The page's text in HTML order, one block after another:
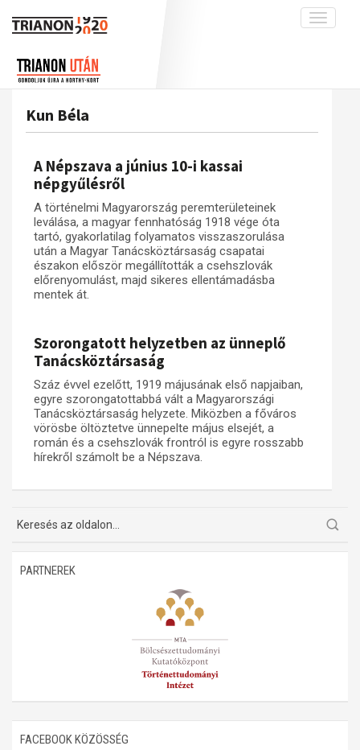
Toggle
A békerendszer megszilárdulása
Galéria
Adatbázis
Emlékművek (feltöltés alatt)
Menekültek
Visszhang
Publikációk
Kapcsolat
A trianoni szerződés
Műhelymunkák
Kun Béla
A Népszava a június 10-i kassai
népgyűlésről
A történelmi Magyarország peremterületeinek
leválása, a magyar fennhatóság 1918 vége óta
tartó, gyakorlatilag folyamatos visszaszorulása
után a Magyar Tanácsköztársaság csapatai
északon először megállították a csehszlovák
előrenyomulást, majd sikeres ellentámadásba
mentek át.
Szorongatott helyzetben az ünneplő
Tanácsköztársaság
Száz évvel ezelőtt, 1919 májusának első napjaiban,
egyre szorongatottabbá vált a Magyarországi
Tanácsköztársaság helyzete. Miközben a főváros
vörösbe öltöztetve ünnepelte május elsejét, a
román és a csehszlovák frontról is egyre rosszabb
hírekről számolt be a Népszava.
PARTNEREK
FACEBOOK KÖZÖSSÉG